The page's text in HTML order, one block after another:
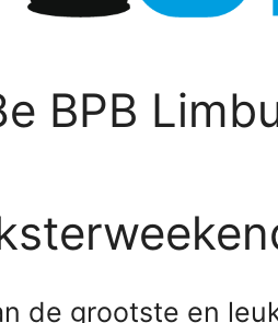
BPB
de grootste en